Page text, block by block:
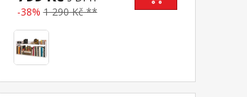
-38% 1 290 Kč **